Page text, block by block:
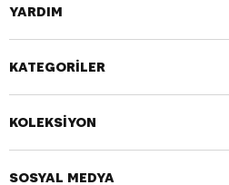
YARDIM
KATEGORİLER
KOLEKSİYON
SOSYAL MEDYA